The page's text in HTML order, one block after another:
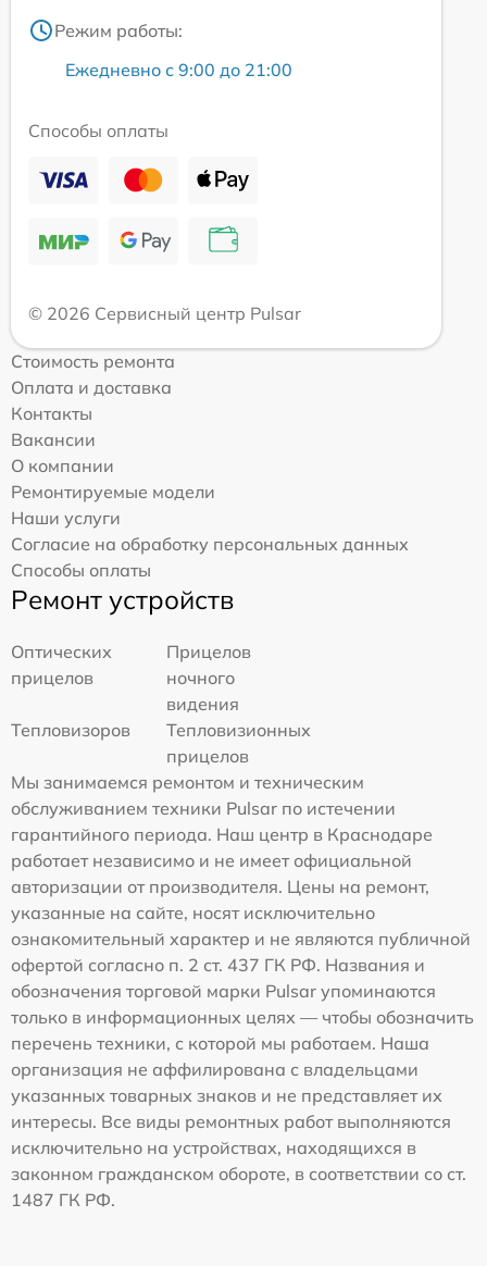
Режим работы:
Ежедневно с 9:00 до 21:00
Способы оплаты
© 2026 Сервисный центр Pulsar
Стоимость ремонта
Оплата и доставка
Контакты
Вакансии
О компании
Ремонтируемые модели
Наши услуги
Согласие на обработку персональных данных
Способы оплаты
Ремонт устройств
Оптических
прицелов
Прицелов
ночного
видения
Тепловизоров
Тепловизионных
прицелов
Мы занимаемся ремонтом и техническим
обслуживанием техники Pulsar по истечении
гарантийного периода. Наш центр в Краснодаре
работает независимо и не имеет официальной
авторизации от производителя. Цены на ремонт,
указанные на сайте, носят исключительно
ознакомительный характер и не являются публичной
офертой согласно п. 2 ст. 437 ГК РФ. Названия и
обозначения торговой марки Pulsar упоминаются
только в информационных целях — чтобы обозначить
перечень техники, с которой мы работаем. Наша
организация не аффилирована с владельцами
указанных товарных знаков и не представляет их
интересы. Все виды ремонтных работ выполняются
исключительно на устройствах, находящихся в
законном гражданском обороте, в соответствии со ст.
1487 ГК РФ.